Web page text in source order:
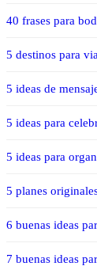
40 frases para
5 destinos para
5 ideas de
5 ideas para
5 ideas para
5 planes
6 buenas ideas
7 buenas ideas